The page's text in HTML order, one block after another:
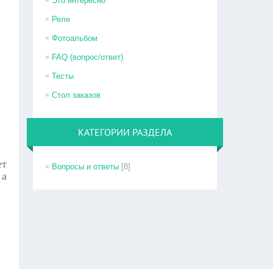
Реле
Фотоальбом
FAQ (вопрос/ответ)
Тесты
Стол заказов
КАТЕГОРИИ РАЗДЕЛА
Вопросы и ответы [8]